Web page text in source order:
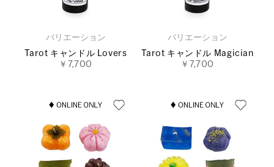
バリエーション
Tarot キャンドル Lovers
￥7,700
バリエーション
Tarot キャンドル Magician
￥7,700